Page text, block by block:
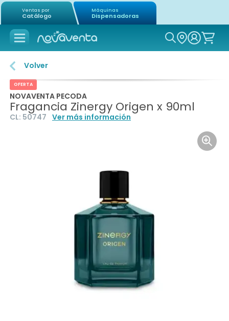
Ventas por
Catálogo
Máquinas
Dispensadoras
Icon of
Volver
OFERTA
NOVAVENTA PECODA
Fragancia Zinergy Origen x 90ml
CL: 50747 Ver más información
Icon